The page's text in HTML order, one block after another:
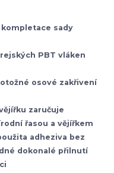
sady
PBT vláken
osové zakřivení
zaručuje
řasou a vějířkem
adheziva bez
dokonalé přilnutí